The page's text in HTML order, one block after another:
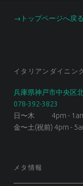
FOOTER SIDEBAR
→トップページへ戻る
イタリアンダイニン
兵庫県神戸市中央区
078-392-3823
日〜木 4pm -
金〜土(祝前) 4pm -
メタ情報